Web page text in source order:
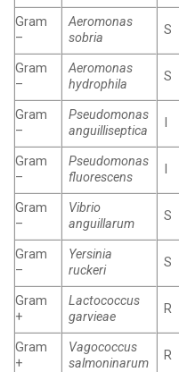
Gram
–
Aeromonas
sobria
S
Gram
–
Aeromonas
hydrophila
S
Gram
–
Pseudomonas
anguilliseptica
Gram
–
Pseudomonas
fluorescens
Gram
–
Vibrio
anguillarum
S
Gram
–
Yersinia
ruckeri
S
Gram
+
Lactococcus
garvieae
R
Gram
+
Vagococcus
salmoninarum
R